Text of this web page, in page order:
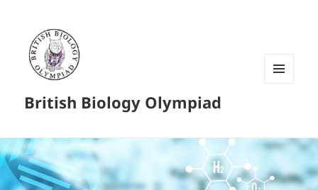
British Biology Olympiad